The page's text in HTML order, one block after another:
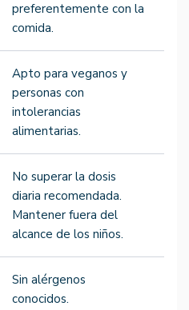
preferentemente con la
comida.
Apto para veganos y
personas con
intolerancias
alimentarias.
No superar la dosis
diaria recomendada.
Mantener fuera del
alcance de los niños.
Sin alérgenos
conocidos.